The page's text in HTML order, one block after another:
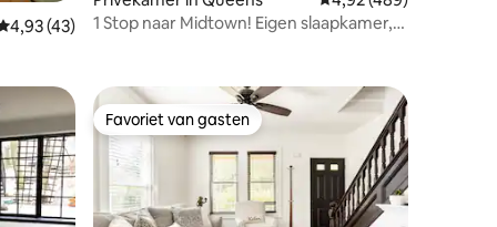
beoordeling van 4,93 op 5, 43 recensies
4,93 (43)
1 Stop naar Midtown! Eigen slaapkamer,
Favoriet van gasten
Favoriet van gasten